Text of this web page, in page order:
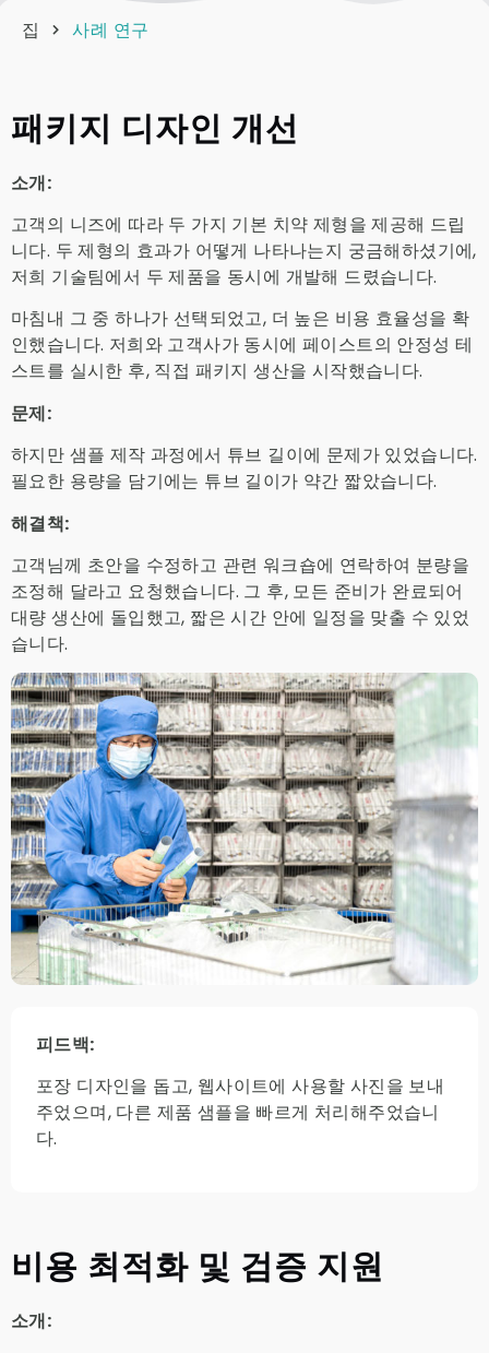
집 사례 연구
피드백:
포장 디자인을 돕고, 웹사이트에 사용할 사진을 보내
주었으며, 다른 제품 샘플을 빠르게 처리해주었습니
다.
패키지 디자인 개선
소개:
고객의 니즈에 따라 두 가지 기본 치약 제형을 제공해 드립
니다. 두 제형의 효과가 어떻게 나타나는지 궁금해하셨기에,
저희 기술팀에서 두 제품을 동시에 개발해 드렸습니다.
마침내 그 중 하나가 선택되었고, 더 높은 비용 효율성을 확
인했습니다. 저희와 고객사가 동시에 페이스트의 안정성 테
스트를 실시한 후, 직접 패키지 생산을 시작했습니다.
문제:
하지만 샘플 제작 과정에서 튜브 길이에 문제가 있었습니다.
필요한 용량을 담기에는 튜브 길이가 약간 짧았습니다.
해결책:
고객님께 초안을 수정하고 관련 워크숍에 연락하여 분량을
조정해 달라고 요청했습니다. 그 후, 모든 준비가 완료되어
대량 생산에 돌입했고, 짧은 시간 안에 일정을 맞출 수 있었
습니다.
비용 최적화 및 검증 지원
소개: